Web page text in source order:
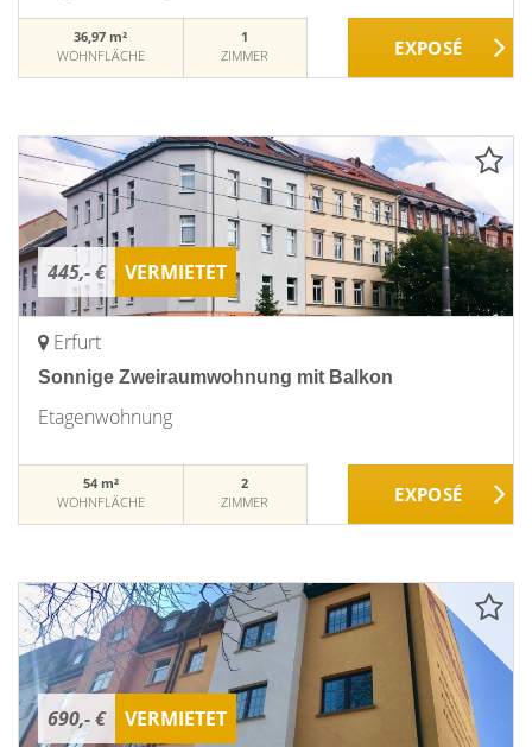
36,97 m²
WOHNFLÄCHE
1
ZIMMER
445,- € VERMIETET
Erfurt
Sonnige Zweiraumwohnung mit Balkon
Etagenwohnung
54 m²
WOHNFLÄCHE
2
ZIMMER
690,- € VERMIETET